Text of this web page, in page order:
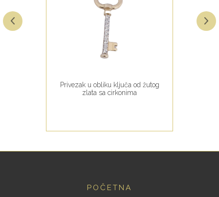
Privezak u obliku ključa od žutog
zlata sa cirkonima
POČETNA